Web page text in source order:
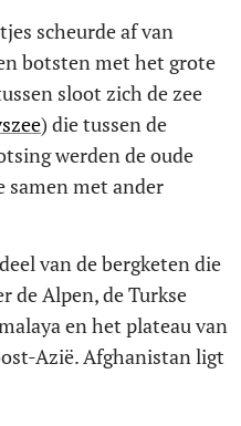
scheurde af van
botsten met het grote
sloot zich de zee
) die tussen de
werden de oude
samen met ander
van de bergketen die
de Alpen, de Turkse
en het plateau van
Azië. Afghanistan ligt